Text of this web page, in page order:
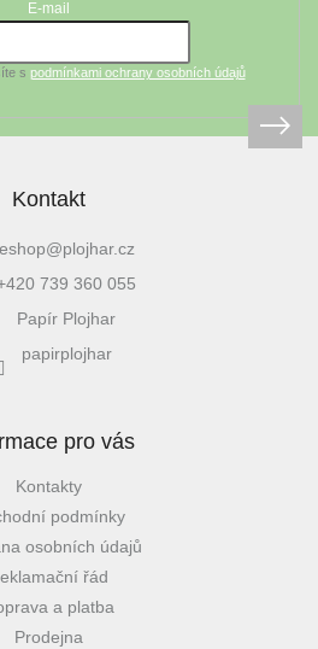
E-mail
s podmínkami ochrany osobních údajů
Kontakt
eshop@plojhar.cz
739 360 055
Papír Plojhar
papirplojhar
pro vás
Kontakty
podmínky
osobních údajů
řád
a platba
Prodejna